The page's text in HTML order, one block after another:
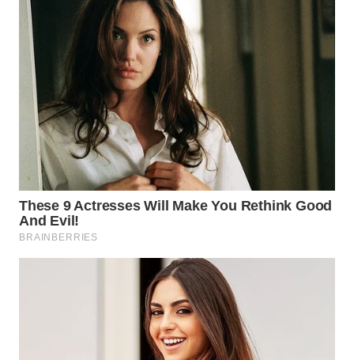
SAMOSIR
WN
PADANG
LAWAS
WN
SUMEDANG
WN